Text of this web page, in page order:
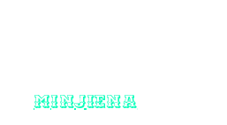
minjiena